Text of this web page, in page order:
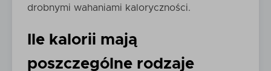
drobnymi wahaniami kaloryczności.
Ile kalorii mają
poszczególne rodzaje